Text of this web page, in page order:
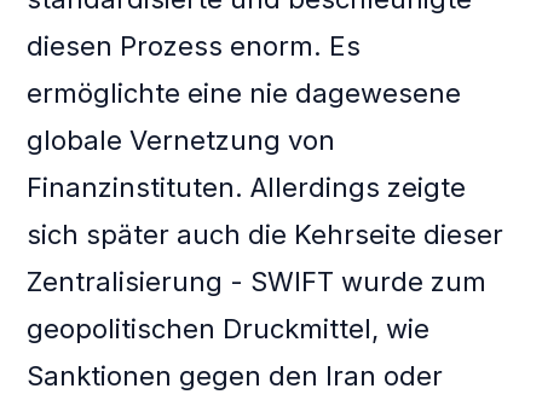
diesen Prozess enorm. Es
ermöglichte eine nie dagewesene
globale Vernetzung von
Finanzinstituten. Allerdings zeigte
sich später auch die Kehrseite dieser
Zentralisierung - SWIFT wurde zum
geopolitischen Druckmittel, wie
Sanktionen gegen den Iran oder